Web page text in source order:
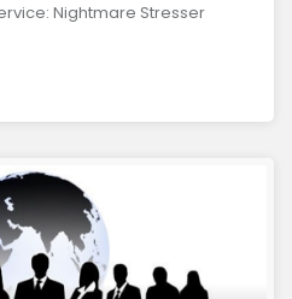
Nightmare Stresser